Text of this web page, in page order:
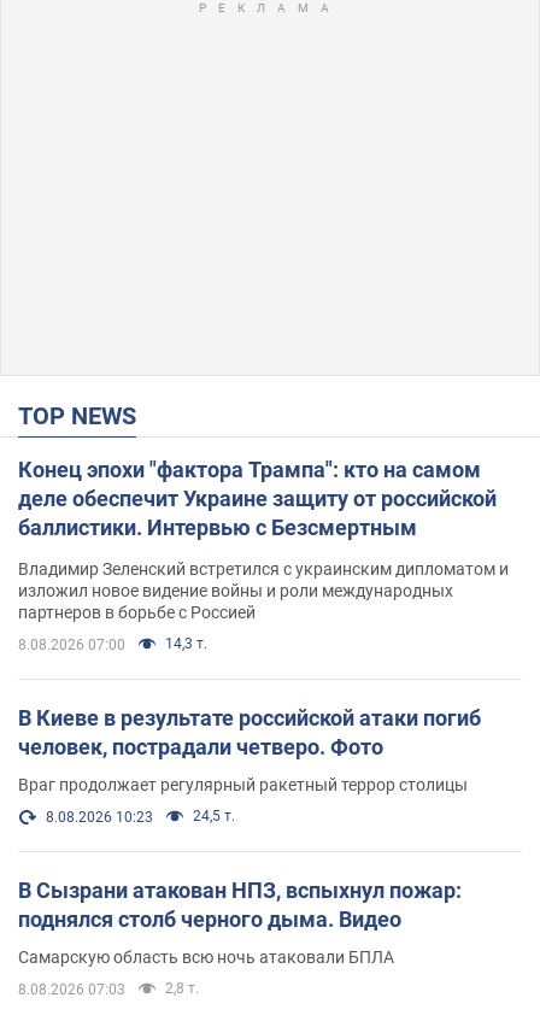
TOP NEWS
Конец эпохи "фактора Трампа": кто на самом
деле обеспечит Украине защиту от российской
баллистики. Интервью с Безсмертным
Владимир Зеленский встретился с украинским дипломатом и
изложил новое видение войны и роли международных
партнеров в борьбе с Россией
8.08.2026 07:00 14,3 т.
В Киеве в результате российской атаки погиб
человек, пострадали четверо. Фото
Враг продолжает регулярный ракетный террор столицы
8.08.2026 10:23 24,5 т.
В Сызрани атакован НПЗ, вспыхнул пожар:
поднялся столб черного дыма. Видео
Самарскую область всю ночь атаковали БПЛА
8.08.2026 07:03 2,8 т.